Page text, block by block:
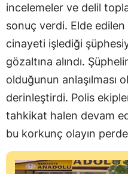
incelemeler ve delil
sonuç verdi. Elde edilen
cinayeti işlediği
gözaltına alındı.
olduğunun anlaşılması
derinleştirdi. Polis
tahkikat halen devam
bu korkunç olayın